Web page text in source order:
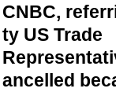
CNBC,
ty US Trade
ancelled